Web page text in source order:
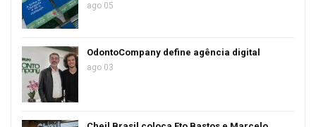
ago 05
OdontoCompany define agência digital
ago 03